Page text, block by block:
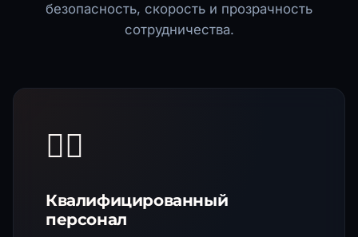
безопасность, скорость и прозрачность
сотрудничества.
🏋️‍♂️
Квалифицированный
персонал